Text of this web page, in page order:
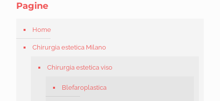
Pagine
Home
Chirurgia estetica Milano
Chirurgia estetica viso
Blefaroplastica